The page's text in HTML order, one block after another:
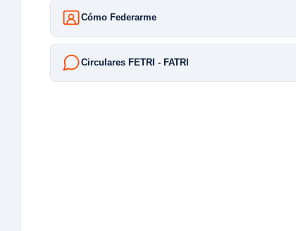
Cómo Federarme
Circulares FETRI - FATRI